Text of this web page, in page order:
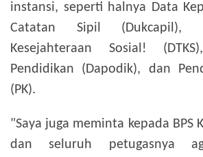
instansi, seperti halnya Data
Catatan Sipil (Dukcapil),
Kesejahteraan Sosial!
Pendidikan (Dapodik), dan
(PK).
"Saya juga meminta kepada BPS
dan seluruh petugasnya